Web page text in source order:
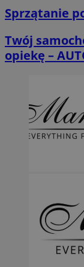
Sprzątanie
Twój
opiekę –